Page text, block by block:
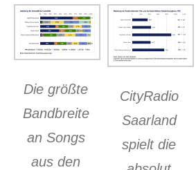
Die größte
Bandbreite
an Songs
aus den
CityRadio
Saarland
spielt die